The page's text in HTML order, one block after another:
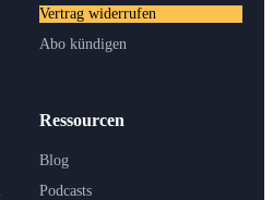
Ressourcen
Blog
Podcasts
Vertrag widerrufen
Abo kündigen